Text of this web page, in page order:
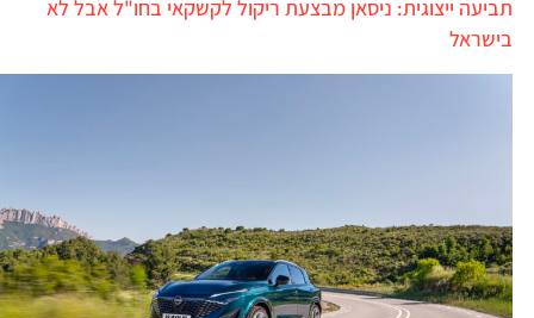
תביעה ייצוגית: ניסאן מבצעת ריקול לקשקאי בחו"ל אבל לא
בישראל